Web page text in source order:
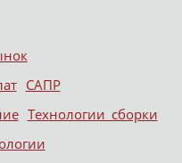
САПР
Технологии сборки